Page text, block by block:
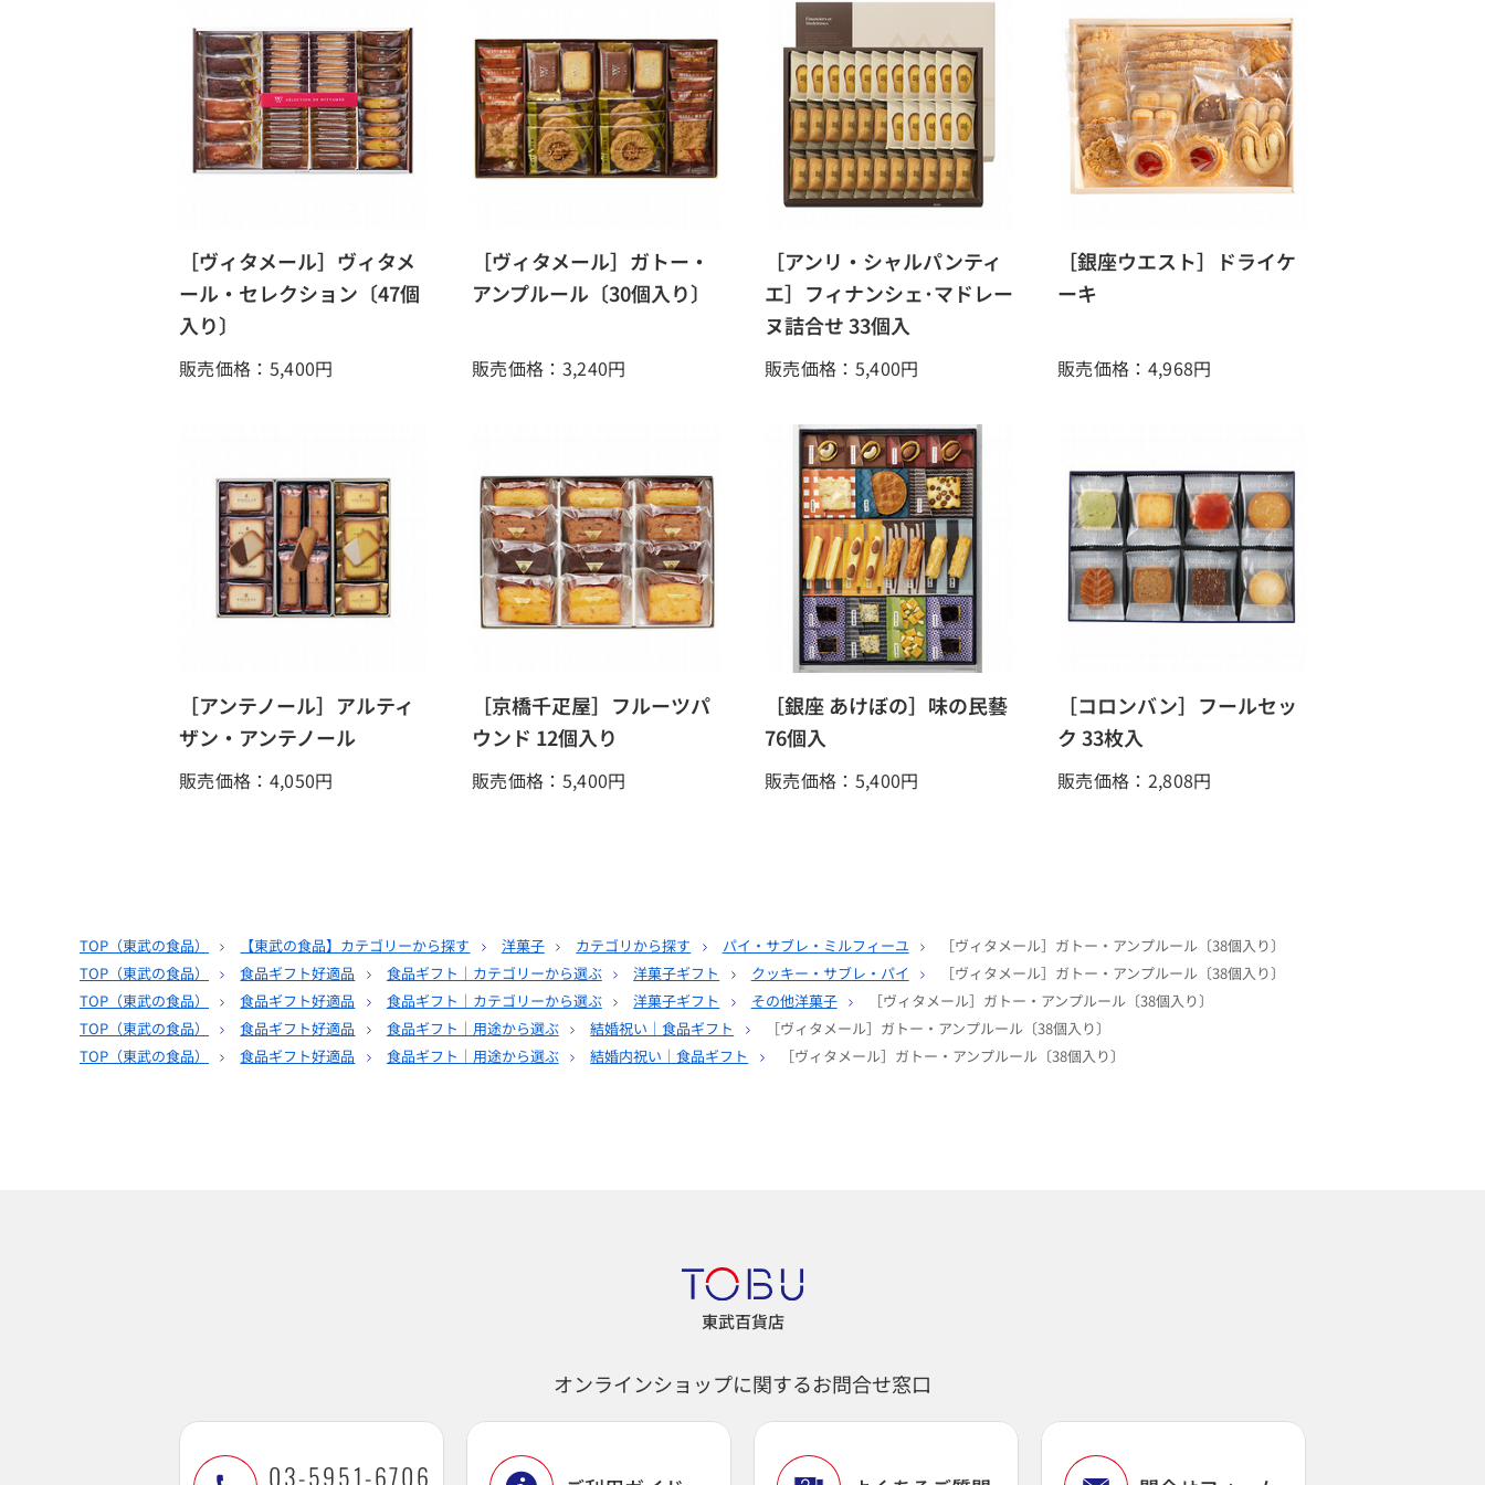
［ヴィタメール］ヴィタメ
ール・セレクション〔47個
入り〕
販売価格：5,400円
［ヴィタメール］ガトー・
アンプルール〔30個入り〕
販売価格：3,240円
［アンリ・シャルパンティ
エ］フィナンシェ･マドレー
ヌ詰合せ 33個入
販売価格：5,400円
［銀座ウエスト］ドライケ
ーキ
販売価格：4,968円
［アンテノール］アルティ
ザン・アンテノール
販売価格：4,050円
［京橋千疋屋］フルーツパ
ウンド 12個入り
販売価格：5,400円
［銀座 あけぼの］味の民藝
76個入
販売価格：5,400円
［コロンバン］フールセッ
ク 33枚入
販売価格：2,808円
TOP（東武の食品） 【東武の食品】カテゴリーから探す 洋菓子 カテゴリから探す パイ・サブレ・ミルフィーユ
［ヴィタメール］ガトー・アンプルール〔38個入り〕
TOP（東武の食品） 食品ギフト好適品 食品ギフト｜カテゴリーから選ぶ 洋菓子ギフト クッキー・サブレ・パイ
［ヴィタメール］ガトー・アンプルール〔38個入り〕
TOP（東武の食品） 食品ギフト好適品 食品ギフト｜カテゴリーから選ぶ 洋菓子ギフト その他洋菓子
［ヴィタメール］ガトー・アンプルール〔38個入り〕
TOP（東武の食品） 食品ギフト好適品 食品ギフト｜用途から選ぶ 結婚祝い｜食品ギフト
［ヴィタメール］ガトー・アンプルール〔38個入り〕
TOP（東武の食品） 食品ギフト好適品 食品ギフト｜用途から選ぶ 結婚内祝い｜食品ギフト ［ヴィタメール］ガトー・アンプルール〔38個入り〕
東武百貨店
オンラインショップに関するお問合せ窓口
03-5951-6706